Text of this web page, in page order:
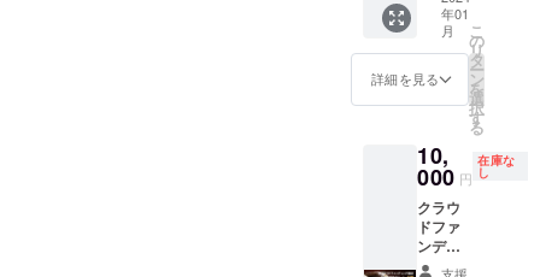
データ
をお送
りいた
取りを
予定し
す。
DONGR
もツ
リーク
ジャパ
ン
の"ベー
シック
ツリー
クライ
人的に
販売し
たり喫
茶焙煎
プレイ
し、販
ます。
リター
ンに含
まれる
ヒーの
仕事』
に関す
るノウ
を、全3
ク
チャー
という
形でご
提供し
ます。
DAY1
の秘密
の飲み
会。 喫
茶焙煎
室dのオ
リジナ
カルト
とドリ
ンク(ノ
ンアル
も有
り)5杯
付き。
年01
月
詳細を見る
こ
の
リ
タ
ー
ン
を
選
択
す
る
10,
000 円
在庫な
し
クラウ
ドファ
ンディ
ング限
支援